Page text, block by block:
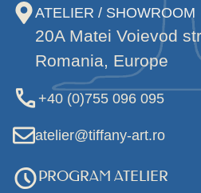
ATELIER / SHOWROOM
20A Matei Voievod
Romania, Europe
+40 (0)755 096 095
atelier@tiffany-art.ro
PROGRAM ATELIER